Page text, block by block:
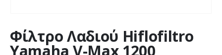
Φίλτρο Λαδιού Hiflofiltro
Yamaha V-Max 1200